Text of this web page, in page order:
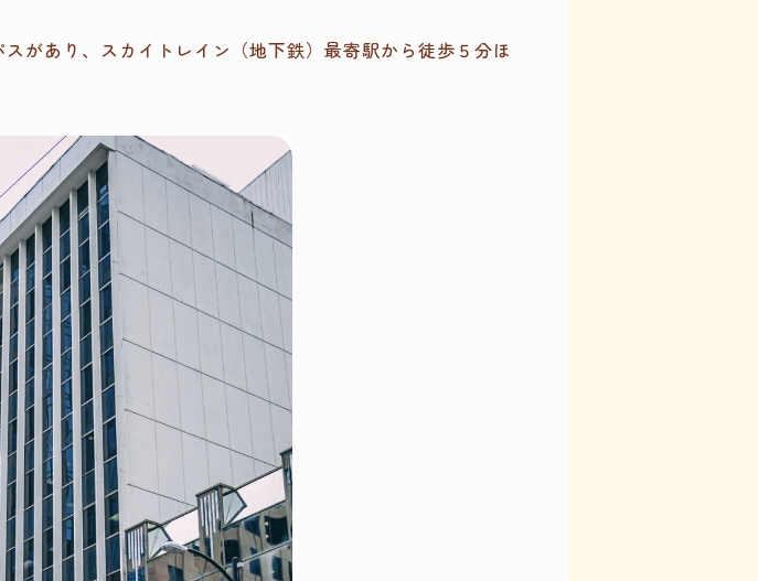
があり、スカイトレイン（地下鉄）最寄駅から徒歩５分ほ